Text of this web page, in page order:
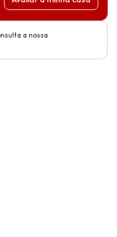
a nossa